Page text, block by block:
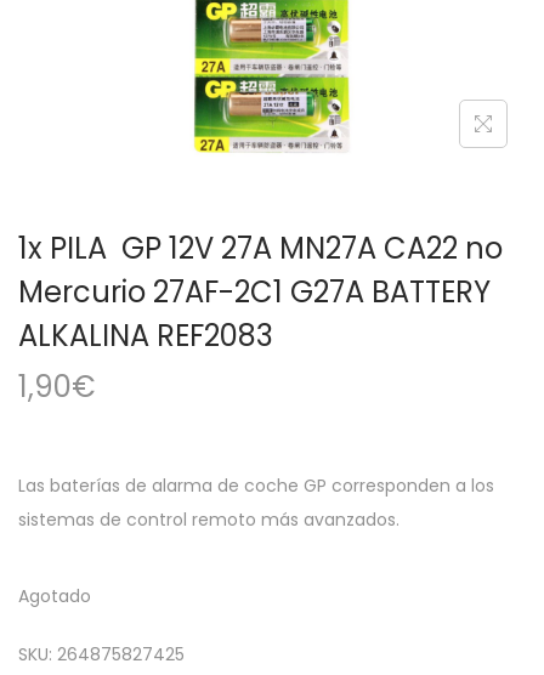
a
c
i
ó
n
i
d
o
1x PILA GP 12V 27A MN27A CA22 no
Mercurio 27AF-2C1 G27A BATTERY
ALKALINA REF2083
1,90€
Las baterías de alarma de coche GP corresponden a los
sistemas de control remoto más avanzados.
Agotado
SKU: 264875827425